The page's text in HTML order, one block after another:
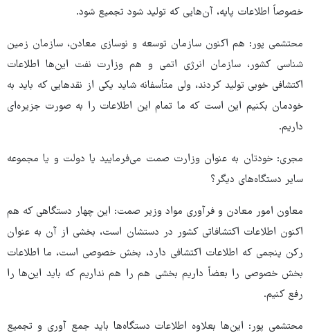
خصوصاً اطلاعات پایه، آن‌هایی که تولید شود تجمیع شود.
محتشمی پور: هم اکنون سازمان توسعه و نوسازی معادن، سازمان زمین
شناسی کشور، سازمان انرژی اتمی و هم وزارت نفت این‌ها اطلاعات
اکتشافی خوبی تولید کردند، ولی متأسفانه شاید یکی از نقدهایی که باید به
خودمان بکنیم این است که ما تمام این اطلاعات را به صورت جزیره‌ای
داریم.
مجری: خودتان به عنوان وزارت صمت می‌فرمایید یا دولت و یا مجموعه
سایر دستگاه‌های دیگر؟
معاون امور معادن و فرآوری مواد وزیر صمت: این چهار دستگاهی که هم
اکنون اطلاعات اکتشافاتی کشور در دستشان است، بخشی از آن به عنوان
رکن پنجمی که اطلاعات اکتشافی دارد، بخش خصوصی است، ما اطلاعات
بخش خصوصی را بعضاً داریم بخشی هم را هم نداریم که باید این‌ها را
رفع کنیم.
محتشمی پور: این‌ها بعلاوه اطلاعات دستگاه‌ها باید جمع آوری و تجمیع